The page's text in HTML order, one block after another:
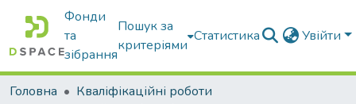
Фонди
та
зібрання
Пошук за
критеріями
Статистика Увійти
Головна
Кваліфікаційні роботи